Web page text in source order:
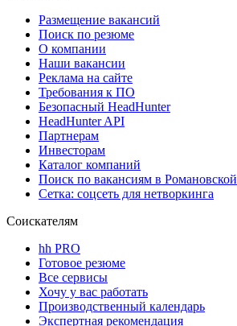
Размещение вакансий
Поиск по резюме
О компании
Наши вакансии
Реклама на сайте
Требования к ПО
Безопасный HeadHunter
HeadHunter API
Партнерам
Инвесторам
Каталог компаний
Поиск по вакансиям в Романовской
Сетка: соцсеть для нетворкинга
Соискателям
hh PRO
Готовое резюме
Все сервисы
Хочу у вас работать
Производственный календарь
Экспертная рекомендация